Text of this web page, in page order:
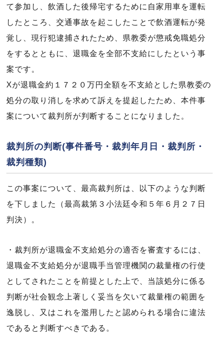
て参加し、飲酒した後帰宅するために自家用車を運転
したところ、交通事故を起こしたことで飲酒運転が発
覚し、現行犯逮捕されたため、県教委が懲戒免職処分
をするとともに、退職金を全部不支給にしたという事
案です。
Xが退職金約１７２０万円全額を不支給とした県教委の
処分の取り消しを求めて訴えを提起したため、本件事
案について裁判所が判断することになりました。
裁判所の判断(事件番号・裁判年月日・裁判所・
裁判種類)
この事案について、最高裁判所は、以下のような判断
を下しました（最高裁第３小法廷令和５年６月２７日
判決）。
・裁判所が退職金不支給処分の適否を審査するには、
退職金不支給処分が退職手当管理機関の裁量権の行使
としてされたことを前提とした上で、当該処分に係る
判断が社会観念上著しく妥当を欠いて裁量権の範囲を
逸脱し、又はこれを濫用したと認められる場合に違法
であると判断すべきである。